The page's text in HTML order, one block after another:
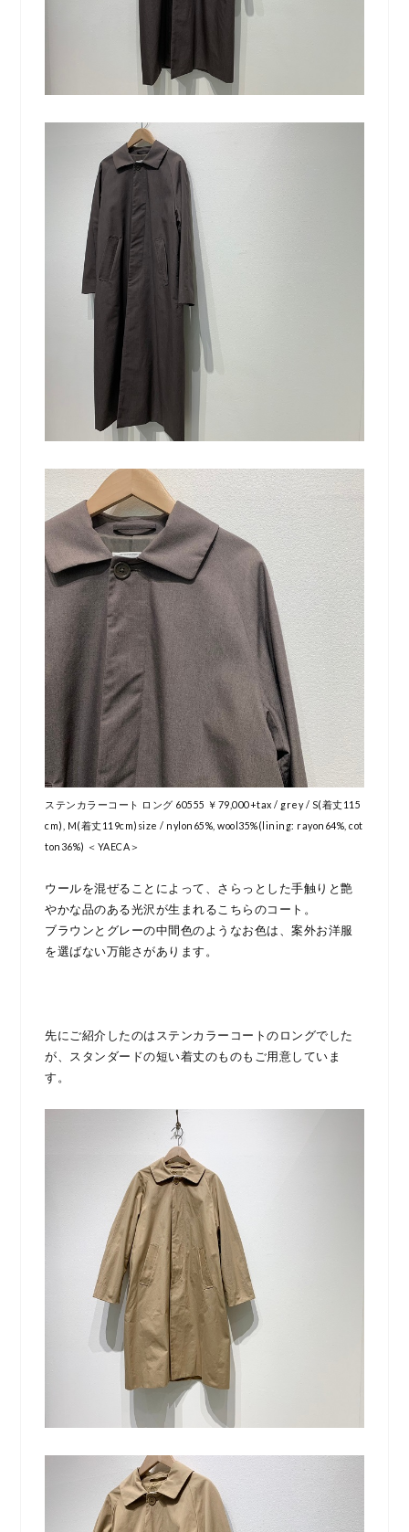
ステンカラーコート ロング 60555 ￥79,000+tax / grey / S(着丈115
cm), M(着丈119cm)size / nylon65%, wool35%(lining: rayon64%, cot
ton36%) ＜YAECA＞
ウールを混ぜることによって、さらっとした手触りと艶
やかな品のある光沢が生まれるこちらのコート。
ブラウンとグレーの中間色のようなお色は、案外お洋服
を選ばない万能さがあります。
先にご紹介したのはステンカラーコートのロングでした
が、スタンダードの短い着丈のものもご用意していま
す。